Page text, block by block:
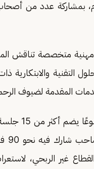
17 حتى 19 مايو 2026م،
متخصصة تناقش
التقنية والابتكارية
المقدمة لضيوف
غير الربحي،